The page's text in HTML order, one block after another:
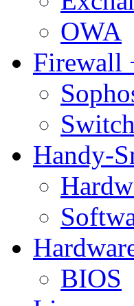
OWA
Firewall
Switch
Handy-
BIOS